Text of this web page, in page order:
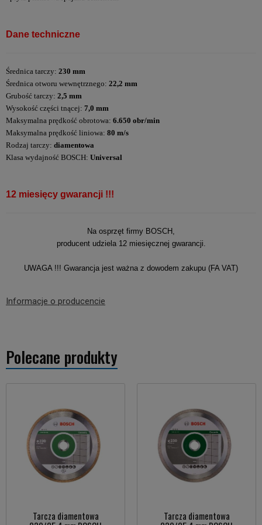
Dane techniczne
Średnica tarczy: 230 mm
Średnica otworu wewnętrznego: 22,2 mm
Grubość tarczy: 2,5 mm
Wysokość części tnącej: 7,0 mm
Maksymalna prędkość obrotowa: 6.650 obr/min
Maksymalna prędkość liniowa: 80 m/s
Rodzaj tarczy: diamentowa
Klasa wydajność BOSCH: Universal
12 miesięcy gwarancji !!!
Na osprzęt firmy BOSCH,
producent udziela 12 miesięcznej gwarancji.
UWAGA !!! Gwarancja jest ważna z dowodem zakupu (FA VAT)
Informacje o producencie
Polecane produkty
Tarcza diamentowa Tarcza diamentowa